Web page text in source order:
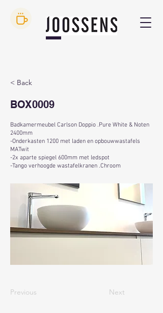
< Back
BOX0009
Badkamermeubel Carlson Doppio .Pure White & Noten
2400mm
-Onderkasten 1200 met laden en opbouwwastafels
MATwit
-2x aparte spiegel 600mm met ledspot
-Tango verhoogde wastafelkranen .Chroom
Previous Next